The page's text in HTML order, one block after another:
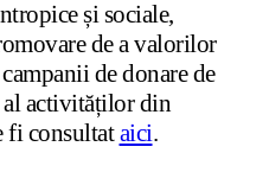
și sociale,
de a valorilor
de donare de
al activităților din
fi consultataici.